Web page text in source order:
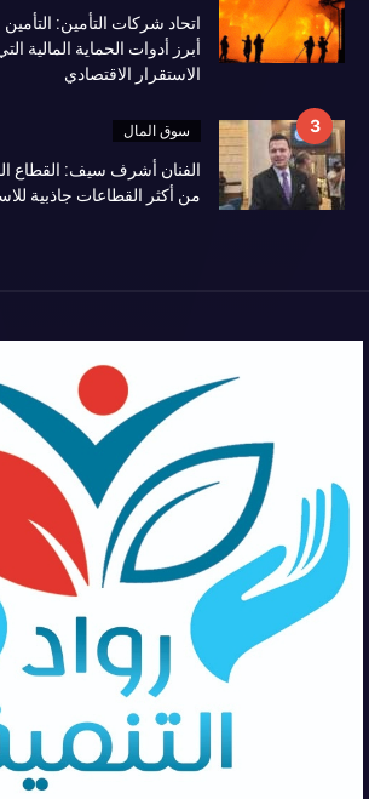
اتحاد شركات التأمين:
أبرز أدوات الحماية المالية
الاستقرار الاقتصادي
سوق المال
الفنان أشرف سيف: القطاع
من أكثر القطاعات جاذبية